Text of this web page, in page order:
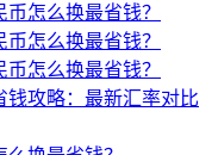
怎么换最省钱？
怎么换最省钱？
怎么换最省钱？
钱攻略：最新汇率对比